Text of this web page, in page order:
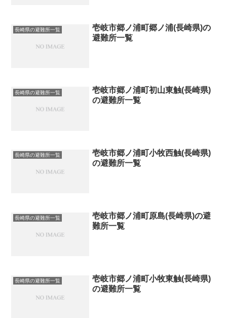
長崎県の避難所一覧
壱岐市郷ノ浦町郷ノ浦(長崎県)の
避難所一覧
長崎県の避難所一覧
壱岐市郷ノ浦町初山東触(長崎県)
の避難所一覧
長崎県の避難所一覧
壱岐市郷ノ浦町小牧西触(長崎県)
の避難所一覧
長崎県の避難所一覧
壱岐市郷ノ浦町原島(長崎県)の避
難所一覧
長崎県の避難所一覧
壱岐市郷ノ浦町小牧東触(長崎県)
の避難所一覧